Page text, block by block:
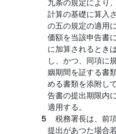
計算の基礎に算入
の五の規定の適用
価額を当該申告書
に加算されるとき
し、かつ、同項に
姻期間を証する書
める書類を添附し
告書の提出期限内
適用する。
５ 税務署長は、前
提出があつた場合